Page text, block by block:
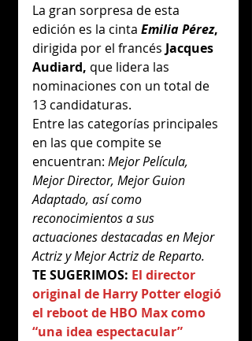
La gran sorpresa de esta
edición es la cinta Emilia Pérez,
dirigida por el francés Jacques
Audiard, que lidera las
nominaciones con un total de
13 candidaturas.
Entre las categorías principales
en las que compite se
encuentran: Mejor Película,
Mejor Director, Mejor Guion
Adaptado, así como
reconocimientos a sus
actuaciones destacadas en Mejor
Actriz y Mejor Actriz de Reparto.
TE SUGERIMOS: El director
original de Harry Potter elogió
el reboot de HBO Max como
“una idea espectacular”